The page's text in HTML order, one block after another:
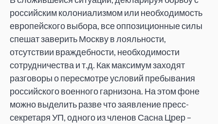
российским колониализмом или необходимость
европейского выбора, все оппозиционные силы
спешат заверить Москву в лояльности,
отсутствии враждебности, необходимости
сотрудничества и т.д. Как максимум заходят
разговоры о пересмотре условий пребывания
российского военного гарнизона. На этом фоне
можно выделить разве что заявление пресс-
секретаря УП, одного из членов Сасна Црер –